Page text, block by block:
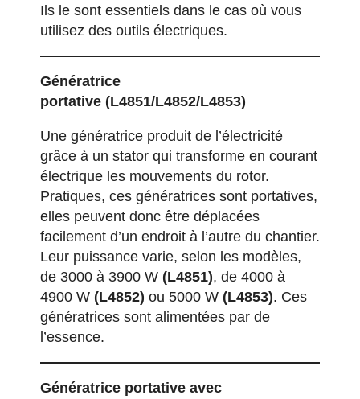
Ils le sont essentiels dans le cas où vous
utilisez des outils électriques.
Génératrice
portative (L4851/L4852/L4853)
Une génératrice produit de l’électricité
grâce à un stator qui transforme en courant
électrique les mouvements du rotor.
Pratiques, ces génératrices sont portatives,
elles peuvent donc être déplacées
facilement d’un endroit à l’autre du chantier.
Leur puissance varie, selon les modèles,
de 3000 à 3900 W (L4851), de 4000 à
4900 W (L4852) ou 5000 W (L4853). Ces
génératrices sont alimentées par de
l’essence.
Génératrice portative avec